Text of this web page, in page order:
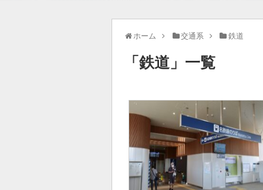
ホーム 交通系 鉄道
「 鉄道」 一覧